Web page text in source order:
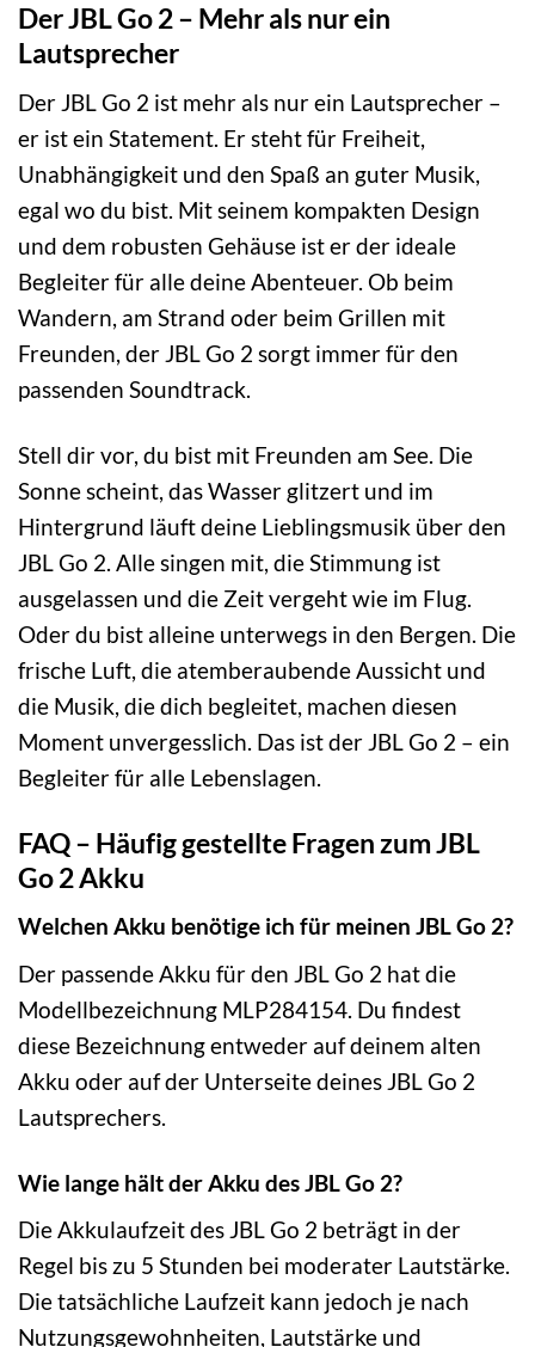
Der JBL Go 2 – Mehr als nur ein
Lautsprecher
Der JBL Go 2 ist mehr als nur ein Lautsprecher –
er ist ein Statement. Er steht für Freiheit,
Unabhängigkeit und den Spaß an guter Musik,
egal wo du bist. Mit seinem kompakten Design
und dem robusten Gehäuse ist er der ideale
Begleiter für alle deine Abenteuer. Ob beim
Wandern, am Strand oder beim Grillen mit
Freunden, der JBL Go 2 sorgt immer für den
passenden Soundtrack.
Stell dir vor, du bist mit Freunden am See. Die
Sonne scheint, das Wasser glitzert und im
Hintergrund läuft deine Lieblingsmusik über den
JBL Go 2. Alle singen mit, die Stimmung ist
ausgelassen und die Zeit vergeht wie im Flug.
Oder du bist alleine unterwegs in den Bergen. Die
frische Luft, die atemberaubende Aussicht und
die Musik, die dich begleitet, machen diesen
Moment unvergesslich. Das ist der JBL Go 2 – ein
Begleiter für alle Lebenslagen.
FAQ – Häufig gestellte Fragen zum JBL
Go 2 Akku
Welchen Akku benötige ich für meinen JBL Go 2?
Der passende Akku für den JBL Go 2 hat die
Modellbezeichnung MLP284154. Du findest
diese Bezeichnung entweder auf deinem alten
Akku oder auf der Unterseite deines JBL Go 2
Lautsprechers.
Wie lange hält der Akku des JBL Go 2?
Die Akkulaufzeit des JBL Go 2 beträgt in der
Regel bis zu 5 Stunden bei moderater Lautstärke.
Die tatsächliche Laufzeit kann jedoch je nach
Nutzungsgewohnheiten, Lautstärke und